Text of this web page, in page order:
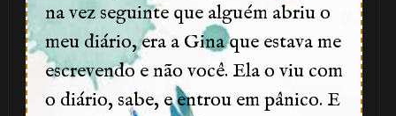
na vez seguinte que alguém abriu o
meu diário, era a Gina que estava me
escrevendo e não você. Ela o viu com
o diário, sabe, e entrou em pânico. E